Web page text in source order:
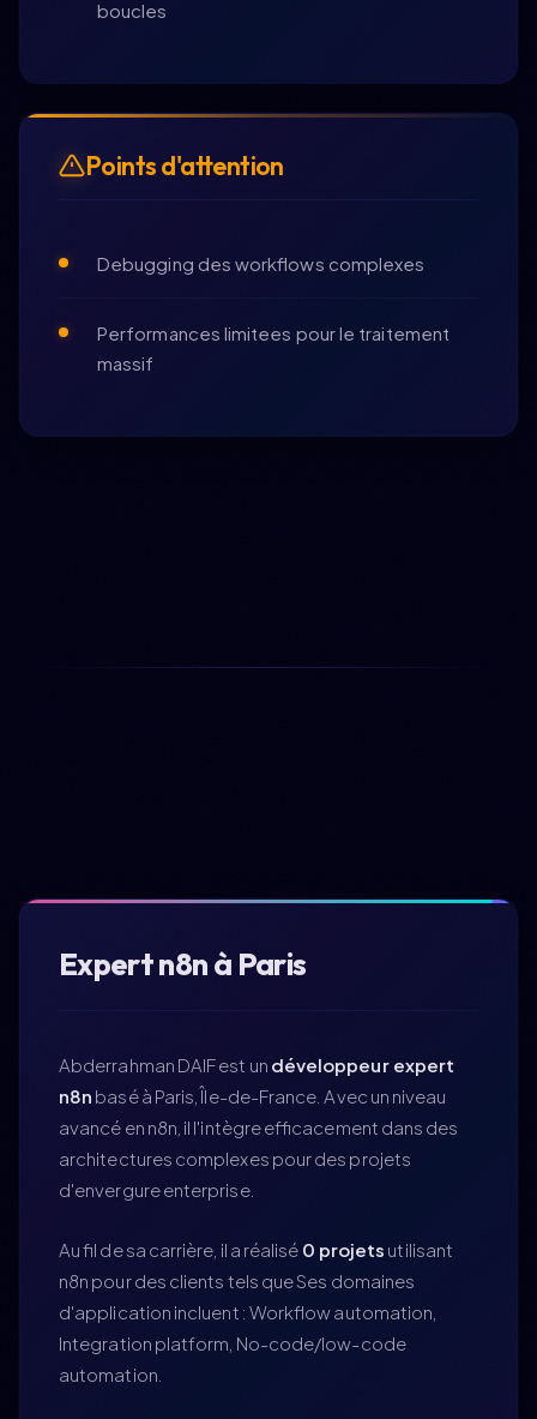
À propos
Compétences
Projets
Formations
Contact
boucles
Points d'attention
Debugging des workflows complexes
Performances limitees pour le traitement
massif
Expert n8n à Paris
Abderrahman DAIF est un développeur expert
n8n basé à Paris, Île-de-France. Avec un niveau
avancé en n8n, il l'intègre efficacement dans des
architectures complexes pour des projets
d'envergure enterprise.
Au fil de sa carrière, il a réalisé 0 projets utilisant
n8n pour des clients tels que Ses domaines
d'application incluent : Workflow automation,
Integration platform, No-code/low-code
automation.